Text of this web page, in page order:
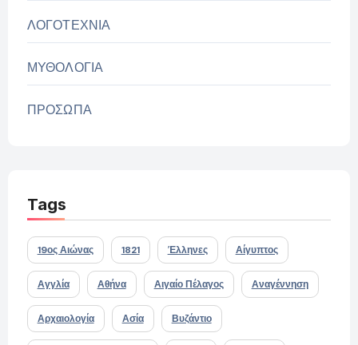
ΛΟΓΟΤΕΧΝΙΑ
ΜΥΘΟΛΟΓΙΑ
ΠΡΟΣΩΠΑ
Tags
19ος Αιώνας 1821 Έλληνες Αίγυπτος
Αγγλία Αθήνα Αιγαίο Πέλαγος Αναγέννηση
Αρχαιολογία Ασία Βυζάντιο